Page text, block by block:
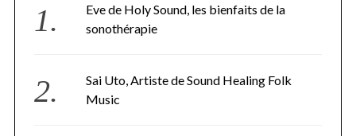
Eve de Holy Sound, les bienfaits de la
sonothérapie
Sai Uto, Artiste de Sound Healing Folk
Music